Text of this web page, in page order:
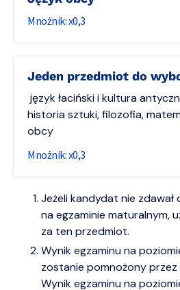
0,3
Jeden przedmiot do
język łaciński i kultura
historia sztuki, filozofia,
obcy
0,3
Jeżeli kandydat nie
na egzaminie maturalnym,
za ten przedmiot.
Wynik egzaminu na
zostanie pomnożony
Wynik egzaminu na